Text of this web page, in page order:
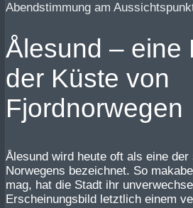
Abendstimmung am
Ålesund – eine
der Küste von
Fjordnorwegen
Ålesund wird heute oft als eine
Norwegens bezeichnet. So
mag, hat die Stadt ihr
Erscheinungsbild letztlich einem